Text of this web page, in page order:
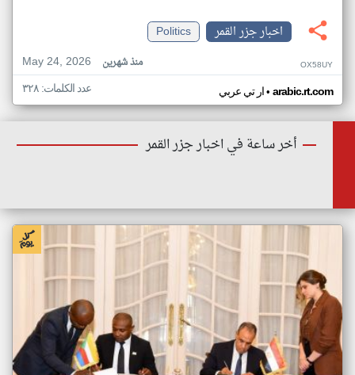
اخبار جزر القمر
Politics
May 24, 2026
منذ شهرين OX58UY
ار تي عربي• arabic.rt.com عدد الكلمات: ٣٢٨
أخر ساعة في اخبار جزر القمر